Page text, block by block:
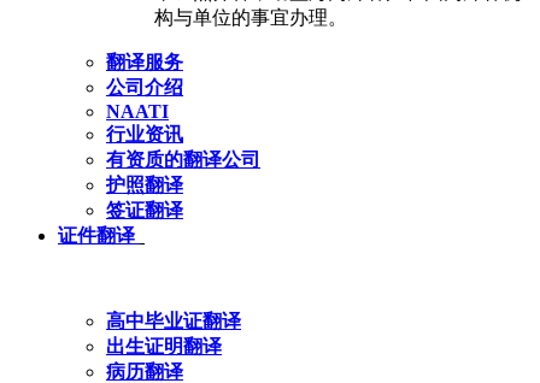
构与单位的事宜办理。
翻译服务
公司介绍
NAATI
行业资讯
有资质的翻译公司
护照翻译
签证翻译
证件翻译
高中毕业证翻译
出生证明翻译
病历翻译